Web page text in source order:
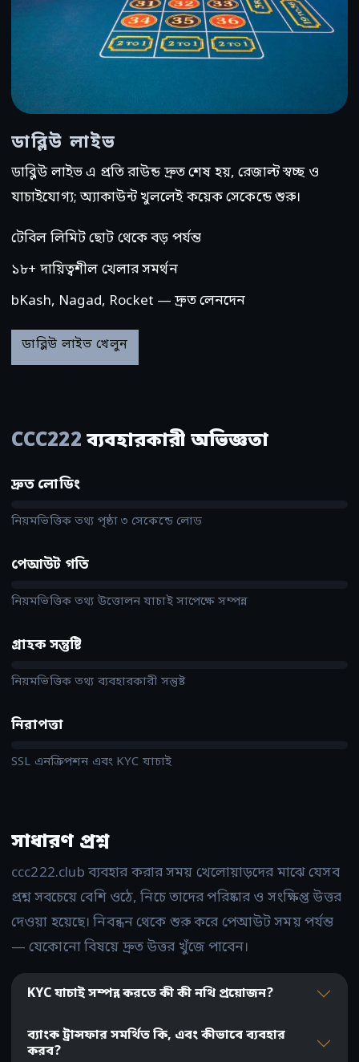
ডাব্লিউ লাইভ
ডাব্লিউ লাইভ এ প্রতি রাউন্ড দ্রুত শেষ হয়, রেজাল্ট স্বচ্ছ ও
যাচাইযোগ্য; অ্যাকাউন্ট খুললেই কয়েক সেকেন্ডে শুরু।
টেবিল লিমিট ছোট থেকে বড় পর্যন্ত
১৮+ দায়িত্বশীল খেলার সমর্থন
bKash, Nagad, Rocket — দ্রুত লেনদেন
ডাব্লিউ লাইভ খেলুন
CCC222 ব্যবহারকারী অভিজ্ঞতা
দ্রুত লোডিং
নিয়মভিত্তিক তথ্য পৃষ্ঠা ৩ সেকেন্ডে লোড
পেআউট গতি
নিয়মভিত্তিক তথ্য উত্তোলন যাচাই সাপেক্ষে সম্পন্ন
গ্রাহক সন্তুষ্টি
নিয়মভিত্তিক তথ্য ব্যবহারকারী সন্তুষ্ট
নিরাপত্তা
SSL এনক্রিপশন এবং KYC যাচাই
সাধারণ প্রশ্ন
ccc222.club ব্যবহার করার সময় খেলোয়াড়দের মাঝে যেসব
প্রশ্ন সবচেয়ে বেশি ওঠে, নিচে তাদের পরিষ্কার ও সংক্ষিপ্ত উত্তর
দেওয়া হয়েছে। নিবন্ধন থেকে শুরু করে পেআউট সময় পর্যন্ত
— যেকোনো বিষয়ে দ্রুত উত্তর খুঁজে পাবেন।
KYC যাচাই সম্পন্ন করতে কী কী নথি প্রয়োজন?
ব্যাংক ট্রান্সফার সমর্থিত কি, এবং কীভাবে ব্যবহার
করব?